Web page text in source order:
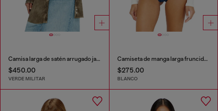
Camisa larga de satén arrugado jacquard con logo
$450.00
VERDE MILITAR
Camiseta de manga larga fruncida en punto doble capa
$275.00
BLANCO